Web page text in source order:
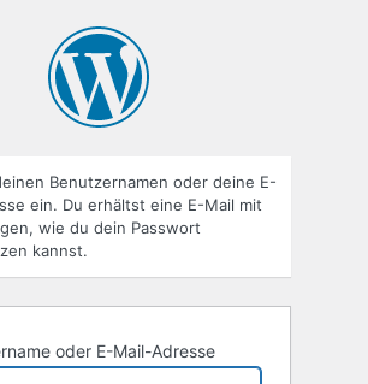
Benutzernamen oder deine E-
ein. Du erhältst eine E-Mail mit
wie du dein Passwort
kannst.
oder E-Mail-Adresse